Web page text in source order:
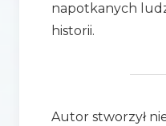
napotkanych
historii.
Autor stworzył